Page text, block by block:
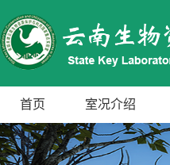
首页 室况介绍